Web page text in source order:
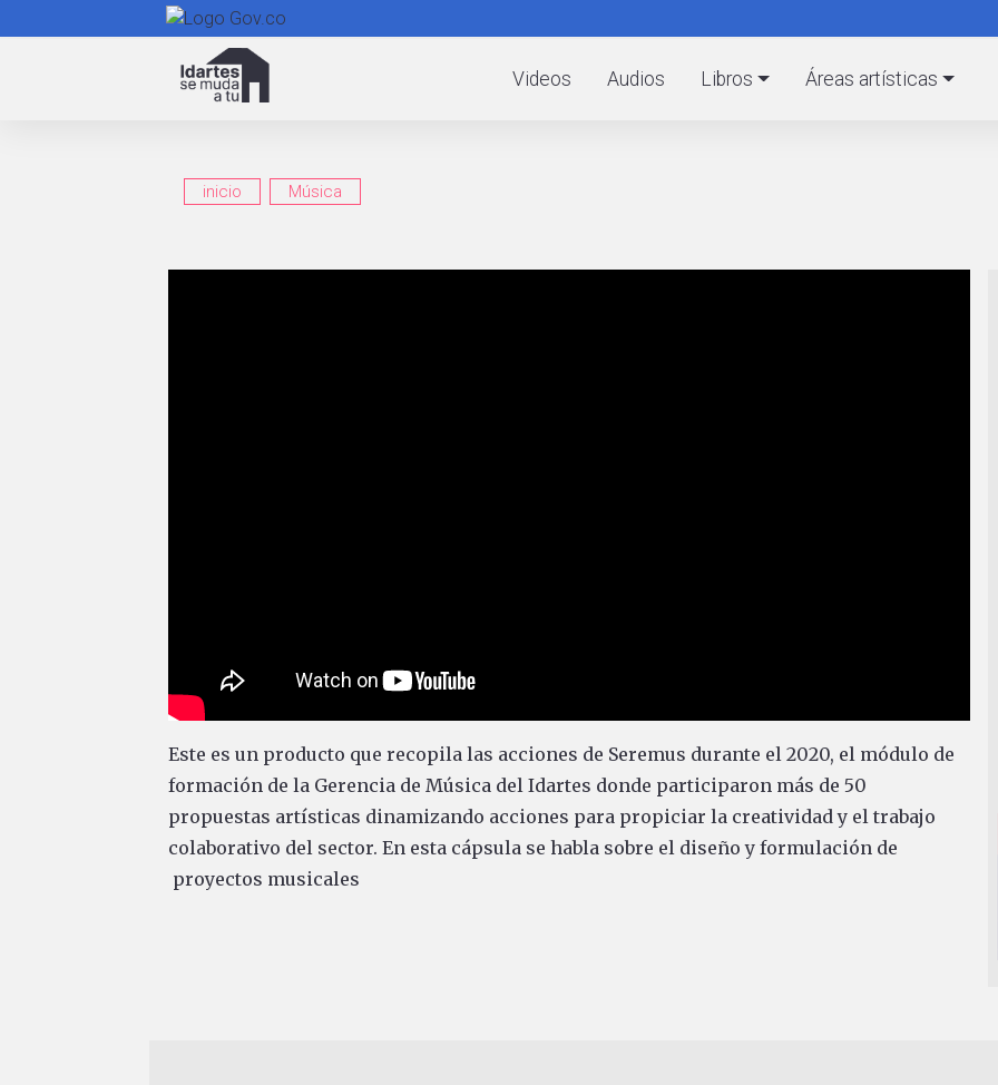
al
contenido
Videos Audios Libros Áreas artísticas
inicio Música
Este es un producto que recopila las acciones de Seremus durante el 2020, el módulo de
formación de la Gerencia de Música del Idartes donde participaron más de 50
propuestas artísticas dinamizando acciones para propiciar la creatividad y el trabajo
colaborativo del sector. En esta cápsula se habla sobre el diseño y formulación de
proyectos musicales